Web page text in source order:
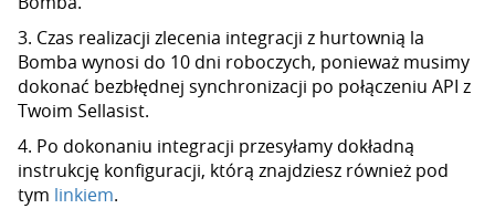
3. Czas realizacji zlecenia integracji z hurtownią la
Bomba wynosi do 10 dni roboczych, ponieważ musimy
dokonać bezbłędnej synchronizacji po połączeniu API z
Twoim Sellasist.
4. Po dokonaniu integracji przesyłamy dokładną
instrukcję konfiguracji, którą znajdziesz również pod
tym linkiem.